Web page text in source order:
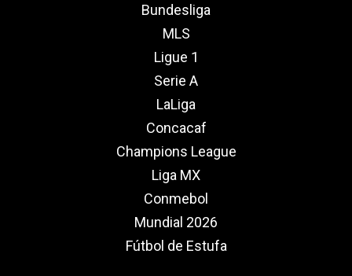
Bundesliga
MLS
Ligue 1
Serie A
LaLiga
Concacaf
Champions League
Liga MX
Conmebol
Mundial 2026
Fútbol de Estufa